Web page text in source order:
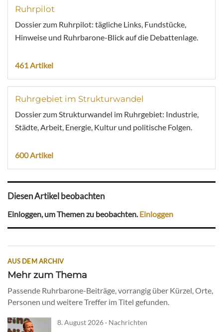
Ruhrpilot
Dossier zum Ruhrpilot: tägliche Links, Fundstücke,
Hinweise und Ruhrbarone-Blick auf die Debattenlage.
461 Artikel
Ruhrgebiet im Strukturwandel
Dossier zum Strukturwandel im Ruhrgebiet: Industrie,
Städte, Arbeit, Energie, Kultur und politische Folgen.
600 Artikel
Diesen Artikel beobachten
Einloggen, um Themen zu beobachten. Einloggen
AUS DEM ARCHIV
Mehr zum Thema
Passende Ruhrbarone-Beiträge, vorrangig über Kürzel, Orte,
Personen und weitere Treffer im Titel gefunden.
8. August 2026 · Nachrichten